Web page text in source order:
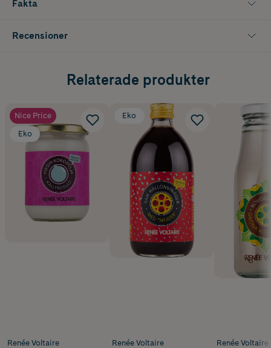
Fakta
Recensioner
Relaterade produkter
Nice Price
Eko
Renée Voltaire
Eko
Renée Voltaire
Renée Voltaire